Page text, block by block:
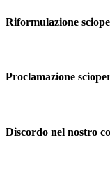
Riformulazione
Proclamazione
Discordo nel nostro